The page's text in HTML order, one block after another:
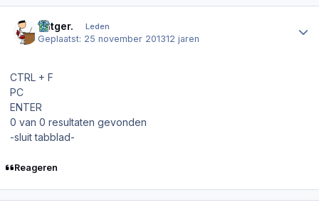
Rutger. Leden
Geplaatst: 25 november 201312 jaren
CTRL + F
PC
ENTER
0 van 0 resultaten gevonden
-sluit tabblad-
Reageren